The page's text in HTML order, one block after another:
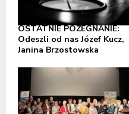
OSTATNIE POŻEGNANIE:
Odeszli od nas Józef Kucz,
Janina Brzostowska